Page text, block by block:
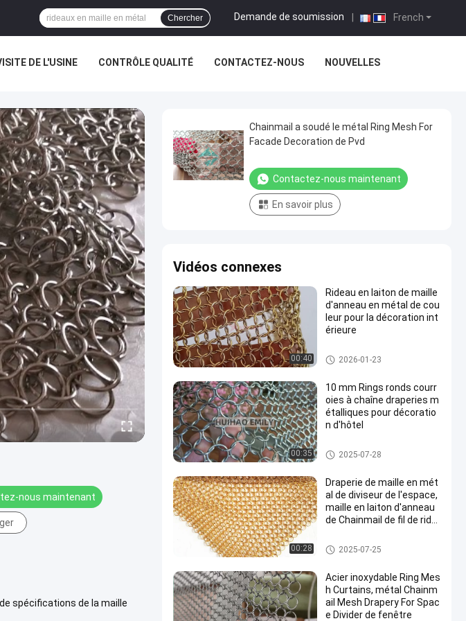
French
Demande de soumission
Chercher
DE L'USINE CONTRÔLE QUALITÉ CONTACTEZ-NOUS NOUVELLES
nous maintenant
spécifications de la maille
Chainmail a soudé le métal Ring Mesh For
Facade Decoration de Pvd
Contactez-nous maintenant
En savoir plus
Vidéos connexes
00:40
Rideau en laiton de maille
d'anneau en métal de cou
leur pour la décoration int
érieure
Maille d'anneau en métal
2026-01-23
00:35
10 mm Rings ronds courr
oies à chaîne draperies m
étalliques pour décoratio
n d'hôtel
Draperie de maille en métal
2025-07-28
00:28
Draperie de maille en mét
al de diviseur de l'espace,
maille en laiton d'anneau
de Chainmail de fil de ride
Draperie de maille en métal
2025-07-25
Acier inoxydable Ring Mes
h Curtains, métal Chainm
ail Mesh Drapery For Spac
e Divider de fenêtre